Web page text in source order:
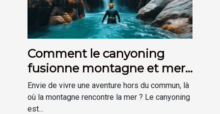
Comment le canyoning
fusionne montagne et mer
pour une aventure unique ?
Envie de vivre une aventure hors du commun, là
où la montagne rencontre la mer ? Le canyoning
est...